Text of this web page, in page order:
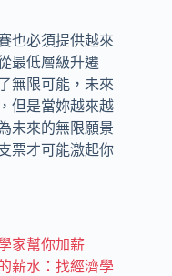
也必須提供越來
最低層級升遷
無限可能，未來
但是當妳越來越
未來的無限願景
票才可能激起你
家幫你加薪
薪水：找經濟學